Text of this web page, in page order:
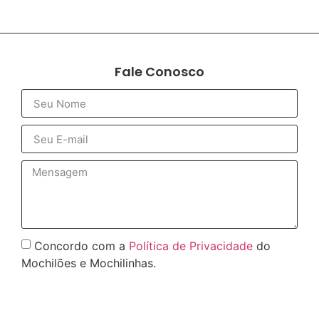
Fale Conosco
Concordo com a Política de Privacidade do
Mochilões e Mochilinhas.